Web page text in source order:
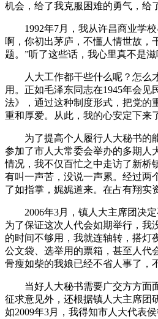
机会，给了我克服困难的勇气，给
1992年7月，我从许昌商业学校
啊，你初出茅庐，不懂人情世故，
题。”听了这些话，我心里真不是
人大工作都干些什么呢？怎么才
用。正如毛泽东同志在1945年会
法》，通过这种制度形式，把党的
重和厚爱。从此，我的心安定下来
为了提高个人履行人大秘书的能
参加了市人大常委会举办的多期人
情况，我不仅百忙之中走访了新桥
有叫一声苦，没说一声累。经过两
了如指掌，娓娓道来。在占有翔实
2006年3月，镇人大主席团决定
为了保证这次人代会如期举行，我
的时间不够用，我就连轴转，搭灯
公文袋、选举用的票箱，甚至人代
骨瘦如柴的我娘已经不省人事了，
当好人大秘书需要广交方方面面
征求意见外，还根据镇人大主席团
如2009年3月，我得知市人大代表